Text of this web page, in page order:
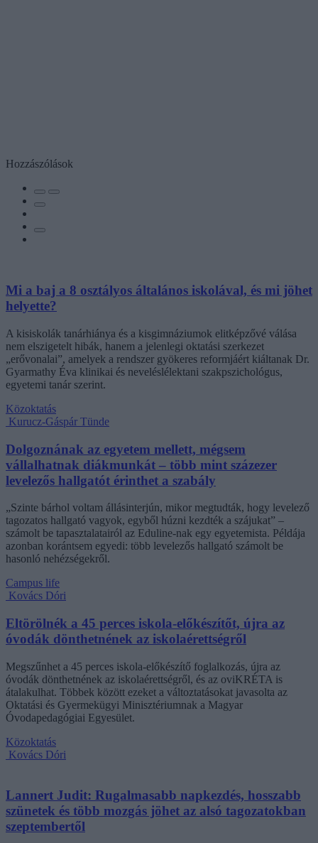
Hozzászólások
Mi a baj a 8 osztályos általános iskolával, és mi jöhet
helyette?
A kisiskolák tanárhiánya és a kisgimnáziumok elitképzővé válása
nem elszigetelt hibák, hanem a jelenlegi oktatási szerkezet
„erővonalai”, amelyek a rendszer gyökeres reformjáért kiáltanak Dr.
Gyarmathy Éva klinikai és neveléslélektani szakpszichológus,
egyetemi tanár szerint.
Közoktatás
Kurucz-Gáspár Tünde
Dolgoznának az egyetem mellett, mégsem
vállalhatnak diákmunkát – több mint százezer
levelezős hallgatót érinthet a szabály
„Szinte bárhol voltam állásinterjún, mikor megtudták, hogy levelező
tagozatos hallgató vagyok, egyből húzni kezdték a szájukat” –
számolt be tapasztalatairól az Eduline-nak egy egyetemista. Példája
azonban korántsem egyedi: több levelezős hallgató számolt be
hasonló nehézségekről.
Campus life
Kovács Dóri
Eltörölnék a 45 perces iskola-előkészítőt, újra az
óvodák dönthetnének az iskolaérettségről
Megszűnhet a 45 perces iskola-előkészítő foglalkozás, újra az
óvodák dönthetnének az iskolaérettségről, és az oviKRÉTA is
átalakulhat. Többek között ezeket a változtatásokat javasolta az
Oktatási és Gyermekügyi Minisztériumnak a Magyar
Óvodapedagógiai Egyesület.
Közoktatás
Kovács Dóri
Lannert Judit: Rugalmasabb napkezdés, hosszabb
szünetek és több mozgás jöhet az alsó tagozatokban
szeptembertől